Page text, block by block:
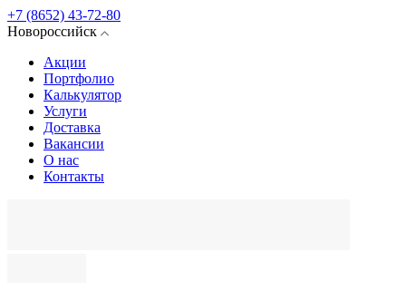
+7 (8652) 43-72-80
Новороссийск
Акции
Портфолио
Калькулятор
Услуги
Доставка
Вакансии
О нас
Контакты